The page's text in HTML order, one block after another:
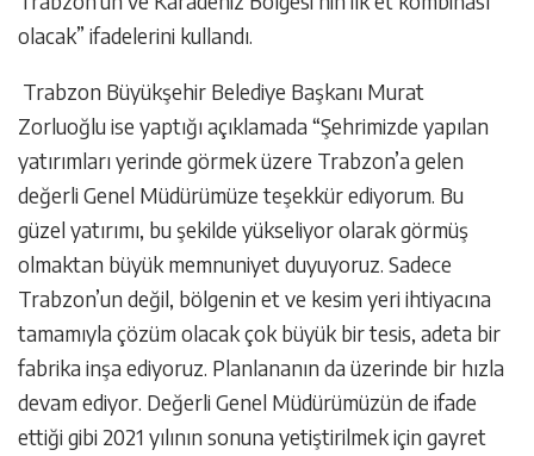
olacak” ifadelerini kullandı.
Trabzon Büyükşehir Belediye Başkanı Murat
Zorluoğlu ise yaptığı açıklamada “Şehrimizde yapılan
yatırımları yerinde görmek üzere Trabzon’a gelen
değerli Genel Müdürümüze teşekkür ediyorum. Bu
güzel yatırımı, bu şekilde yükseliyor olarak görmüş
olmaktan büyük memnuniyet duyuyoruz. Sadece
Trabzon’un değil, bölgenin et ve kesim yeri ihtiyacına
tamamıyla çözüm olacak çok büyük bir tesis, adeta bir
fabrika inşa ediyoruz. Planlananın da üzerinde bir hızla
devam ediyor. Değerli Genel Müdürümüzün de ifade
ettiği gibi 2021 yılının sonuna yetiştirilmek için gayret